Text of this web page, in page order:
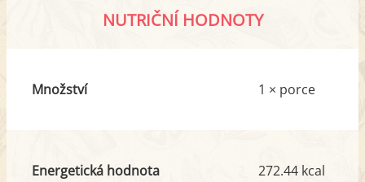
NUTRIČNÍ HODNOTY
Množství 1 × porce
Energetická hodnota 272.44 kcal